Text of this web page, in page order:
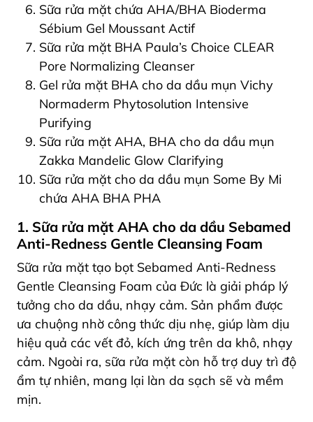
Sữa rửa mặt chứa AHA/BHA Bioderma
Sébium Gel Moussant Actif
Sữa rửa mặt BHA Paula’s Choice CLEAR
Pore Normalizing Cleanser
Gel rửa mặt BHA cho da dầu mụn Vichy
Normaderm Phytosolution Intensive
Purifying
Sữa rửa mặt AHA, BHA cho da dầu mụn
Zakka Mandelic Glow Clarifying
Sữa rửa mặt cho da dầu mụn Some By Mi
chứa AHA BHA PHA
1. Sữa rửa mặt AHA cho da dầu Sebamed
Anti-Redness Gentle Cleansing Foam
Sữa rửa mặt tạo bọt Sebamed Anti-Redness
Gentle Cleansing Foam của Đức là giải pháp lý
tưởng cho da dầu, nhạy cảm. Sản phẩm được
ưa chuộng nhờ công thức dịu nhẹ, giúp làm dịu
hiệu quả các vết đỏ, kích ứng trên da khô, nhạy
cảm. Ngoài ra, sữa rửa mặt còn hỗ trợ duy trì độ
ẩm tự nhiên, mang lại làn da sạch sẽ và mềm
mịn.